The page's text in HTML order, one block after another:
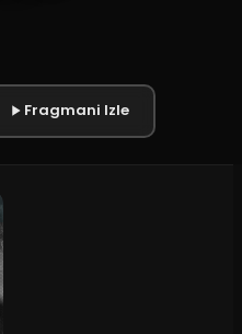
Fragmani Izle